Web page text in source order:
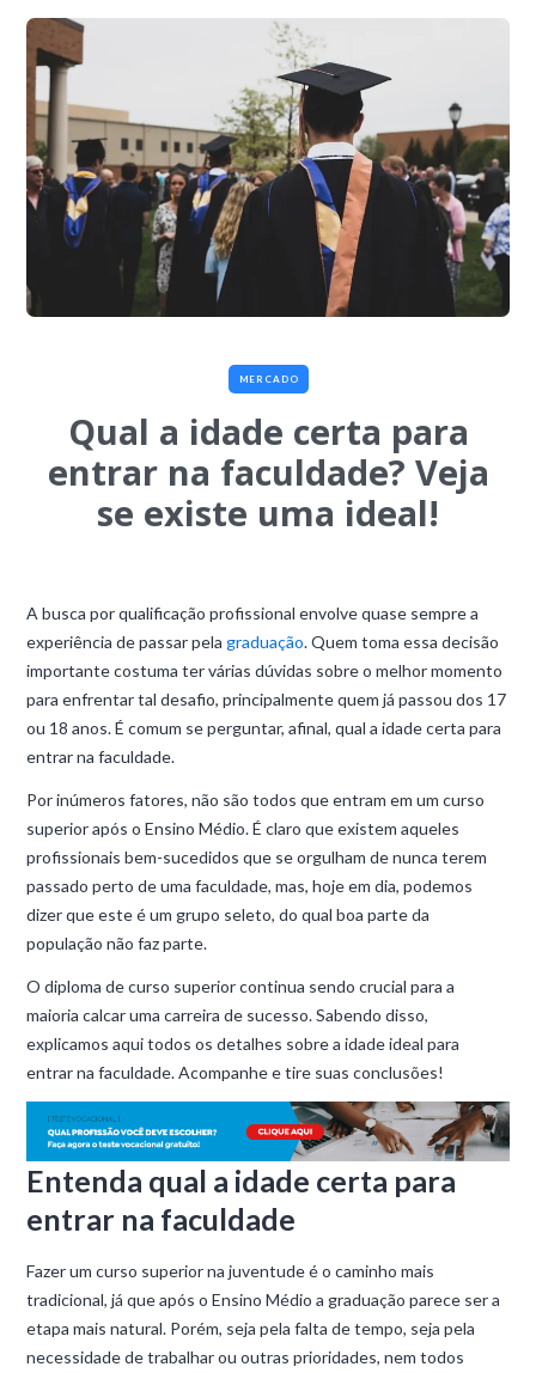
MERCADO
Qual a idade certa para
entrar na faculdade? Veja
se existe uma ideal!
A busca por qualificação profissional envolve quase sempre a
experiência de passar pelagraduação. Quem toma essa decisão
importante costuma ter várias dúvidas sobre o melhor momento
para enfrentar tal desafio, principalmente quem já passou dos 17
ou 18 anos. É comum se perguntar, afinal, qual a idade certa para
entrar na faculdade.
Por inúmeros fatores, não são todos que entram em um curso
superior após o Ensino Médio. É claro que existem aqueles
profissionais bem-sucedidos que se orgulham de nunca terem
passado perto de uma faculdade, mas, hoje em dia, podemos
dizer que este é um grupo seleto, do qual boa parte da
população não faz parte.
O diploma de curso superior continua sendo crucial para a
maioria calcar uma carreira de sucesso. Sabendo disso,
explicamos aqui todos os detalhes sobre a idade ideal para
entrar na faculdade. Acompanhe e tire suas conclusões!
Entenda qual a idade certa para
entrar na faculdade
Fazer um curso superior na juventude é o caminho mais
tradicional, já que após o Ensino Médio a graduação parece ser a
etapa mais natural. Porém, seja pela falta de tempo, seja pela
necessidade de trabalhar ou outras prioridades, nem todos